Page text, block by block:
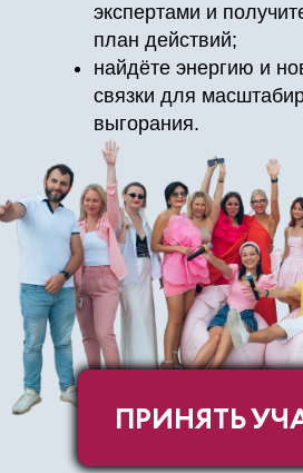
экспертами и
план действий;
найдёте энергию и
связки для
выгорания.
ПРИНЯТЬ